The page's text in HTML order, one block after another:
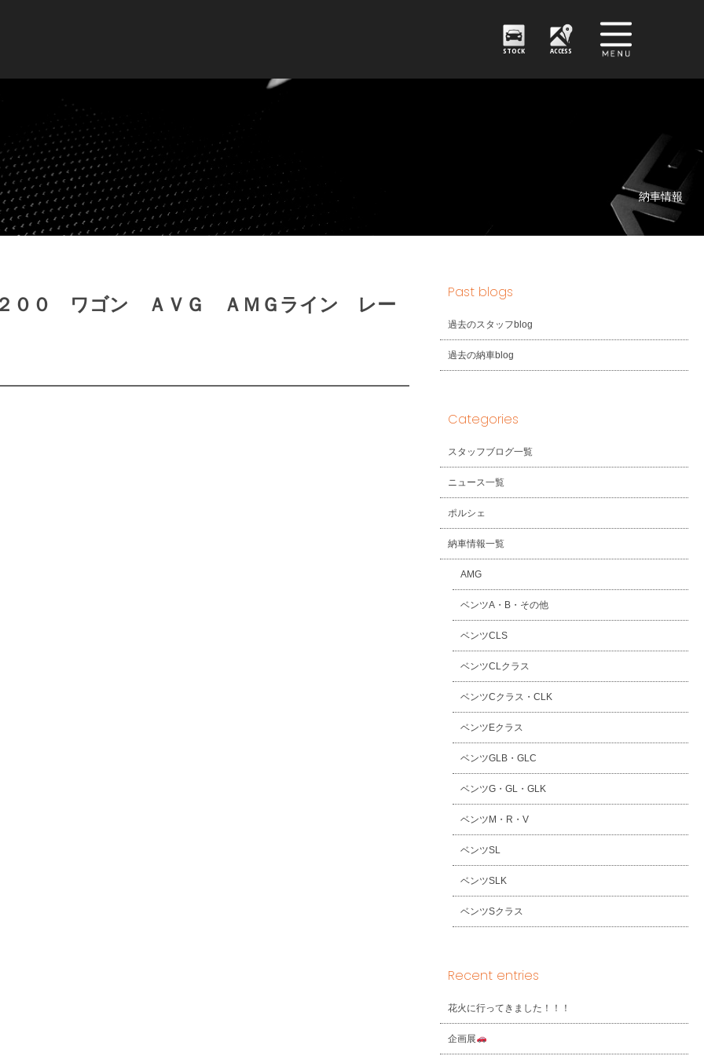
STOCK ACCESS
納車情報
００ ワゴン ＡＶＧ ＡＭＧライン レー
Past blogs
過去のスタッフblog
過去の納車blog
Categories
スタッフブログ一覧
ニュース一覧
ポルシェ
納車情報一覧
AMG
ベンツA・B・その他
ベンツCLS
ベンツCLクラス
ベンツCクラス・CLK
ベンツEクラス
ベンツGLB・GLC
ベンツG・GL・GLK
ベンツM・R・V
ベンツSL
ベンツSLK
ベンツSクラス
Recent entries
花火に行ってきました！！！
企画展